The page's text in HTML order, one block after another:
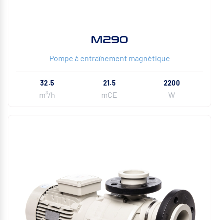
M290
Pompe à entraînement magnétique
32.5
m³/h
21.5
mCE
2200
W